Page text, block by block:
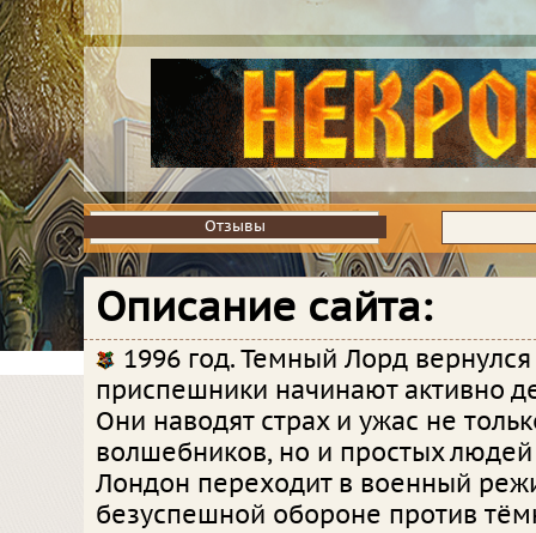
Отзывы
Отзывы
Описание сайта:
1996 год. Темный Лорд вернулся
приспешники начинают активно
Они наводят страх и ужас не
волшебников, но и простых людей
Лондон переходит в военный
безуспешной обороне против